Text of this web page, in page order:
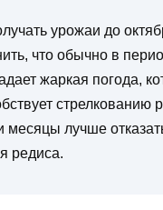
урожаи до
что обычно в
жаркая погода,
стрелкованию
месяцы лучше
редиса.